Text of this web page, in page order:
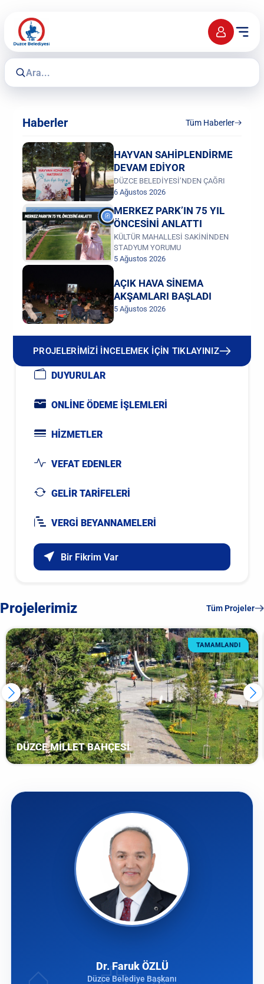
Haberler Tüm Haberler
HAYVAN SAHİPLENDİRME
DEVAM EDİYOR
DÜZCE BELEDİYESİ’NDEN ÇAĞRI
6 Ağustos 2026
MERKEZ PARK’IN 75 YIL
ÖNCESİNİ ANLATTI
KÜLTÜR MAHALLESİ SAKİNİNDEN
STADYUM YORUMU
5 Ağustos 2026
AÇIK HAVA SİNEMA
AKŞAMLARI BAŞLADI
5 Ağustos 2026
PROJELERİMİZİ İNCELEMEK İÇİN TIKLAYINIZ
DUYURULAR
ONLİNE ÖDEME İŞLEMLERİ
HİZMETLER
VEFAT EDENLER
GELİR TARİFELERİ
VERGİ BEYANNAMELERİ
Bir Fikrim Var
Projelerimiz Tüm Projeler
TAMAMLANDI
DÜZCE MİLLET BAHÇESİ
Dr. Faruk ÖZLÜ
Düzce Belediye Başkanı